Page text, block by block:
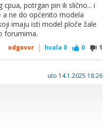
gledam koju plocu
taj procesor potreban
sa flashback opcijom, tj
procesora...
al svakako provjeri
Ja cu ti samo reci da bih
ne radi 5700X3D kako
navodno ima podrsku za
odnosno mrtvi B
potrgan pin ili slično... i
ne do općenito modela
imaju isti model ploče žale
forumima.
odgovor hvala 0 0 1
uto 14.1.2025 18:26